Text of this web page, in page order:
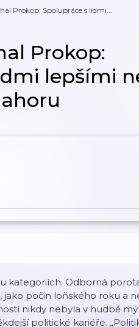
Prokop: Spolupráce s lidmi...
Prokop:
lepšími
kategoriích. Odborná
počin loňského roku a
nikdy nebyla v hudbě
politické kariéře.